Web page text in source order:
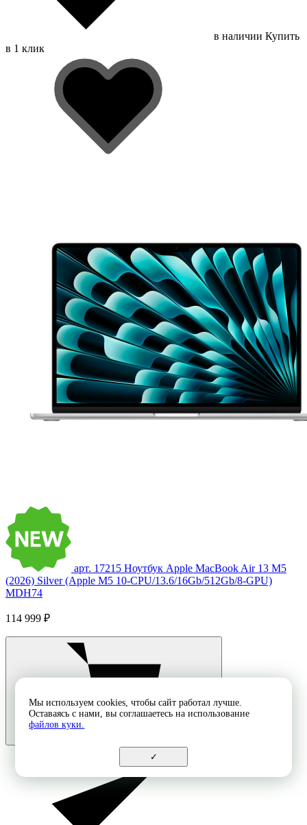
в наличии Купить
в 1 клик
арт. 17215 Ноутбук Apple MacBook Air 13 M5
(2026) Silver (Apple M5 10-CPU/13.6/16Gb/512Gb/8-GPU)
MDH74
114 999 ₽
Мы используем cookies, чтобы сайт работал лучше.
Оставаясь с нами, вы соглашаетесь на использование
файлов куки.
✓